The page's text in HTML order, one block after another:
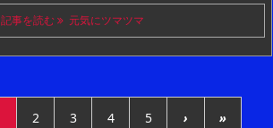
記事を読む 元気にツマツマ
2 3 4 5 › »